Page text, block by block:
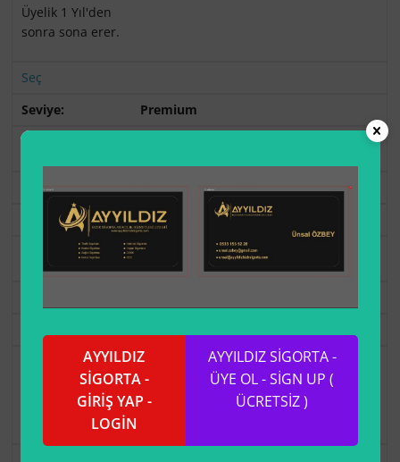
Üyelik 1 Yıl'den
sonra sona erer.
Seç
Premium
Free
Ücretsiz
USD 6.00
şimdi.
Üyelik 1 Yıl'den
sonra sona erer.
AYYILDIZ
SİGORTA -
GİRİŞ YAP -
LOGİN
AYYILDIZ SİGORTA -
ÜYE OL - SİGN UP (
ÜCRETSİZ )